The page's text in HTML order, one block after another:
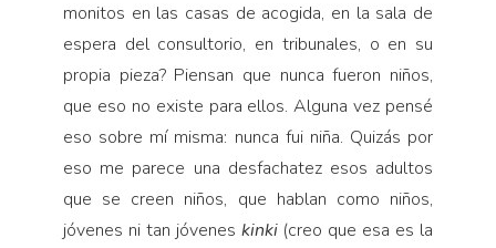
monitos en las casas de acogida, en la sala de
espera del consultorio, en tribunales, o en su
propia pieza? Piensan que nunca fueron niños,
que eso no existe para ellos. Algu­na vez pensé
eso sobre mí misma: nunca fui niña. Quizás por
eso me parece una desfachatez esos adultos
que se creen niños, que hablan como niños,
jóvenes ni tan jóvenes kinki (creo que esa es la